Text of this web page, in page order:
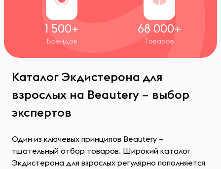
1 500+
Брендов
68 000+
Товаров
Каталог Экдистерона для
взрослых на Beautery – выбор
экспертов
Один из ключевых принципов Beautery –
тщательный отбор товаров. Широкий каталог
Экдистерона для взрослых регулярно пополняется